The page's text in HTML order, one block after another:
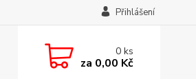
Přihlášení
0ks
za 0,00 Kč